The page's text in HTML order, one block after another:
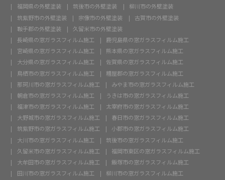
福岡県の外壁塗装
筑後市の外壁塗装
柳川市の外壁塗装
筑紫野市の外壁塗装
宗像市の外壁塗装
古賀市の外壁塗装
鞍手郡の外壁塗装
久留米市の外壁塗装
長崎県の窓ガラスフィルム施工
鹿児島県の窓ガラスフィルム施工
宮崎県の窓ガラスフィルム施工
熊本県の窓ガラスフィルム施工
大分県の窓ガラスフィルム施工
佐賀県の窓ガラスフィルム施工
鳥栖市の窓ガラスフィルム施工
糟屋郡の窓ガラスフィルム施工
那珂川市の窓ガラスフィルム施工
みやま市の窓ガラスフィルム施工
朝倉市の窓ガラスフィルム施工
うきは市の窓ガラスフィルム施工
福津市の窓ガラスフィルム施工
太宰府市の窓ガラスフィルム施工
大野城市の窓ガラスフィルム施工
春日市の窓ガラスフィルム施工
筑紫野市の窓ガラスフィルム施工
小郡市の窓ガラスフィルム施工
大川市の窓ガラスフィルム施工
筑後市の窓ガラスフィルム施工
久留米市の窓ガラスフィルム施工
福岡市東区の窓ガラスフィルム施工
大牟田市の窓ガラスフィルム施工
飯塚市の窓ガラスフィルム施工
田川市の窓ガラスフィルム施工
柳川市の窓ガラスフィルム施工